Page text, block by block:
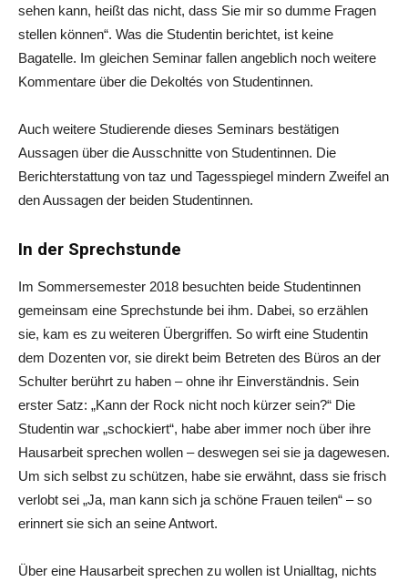
sehen kann, heißt das nicht, dass Sie mir so dumme Fragen
stellen können“. Was die Studentin berichtet, ist keine
Bagatelle. Im gleichen Seminar fallen angeblich noch weitere
Kommentare über die Dekoltés von Studentinnen.
Auch weitere Studierende dieses Seminars bestätigen
Aussagen über die Ausschnitte von Studentinnen. Die
Berichterstattung von taz und Tagesspiegel mindern Zweifel an
den Aussagen der beiden Studentinnen.
In der Sprechstunde
Im Sommersemester 2018 besuchten beide Studentinnen
gemeinsam eine Sprechstunde bei ihm. Dabei, so erzählen
sie, kam es zu weiteren Übergriffen. So wirft eine Studentin
dem Dozenten vor, sie direkt beim Betreten des Büros an der
Schulter berührt zu haben – ohne ihr Einverständnis. Sein
erster Satz: „Kann der Rock nicht noch kürzer sein?“ Die
Studentin war „schockiert“, habe aber immer noch über ihre
Hausarbeit sprechen wollen – deswegen sei sie ja dagewesen.
Um sich selbst zu schützen, habe sie erwähnt, dass sie frisch
verlobt sei „Ja, man kann sich ja schöne Frauen teilen“ – so
erinnert sie sich an seine Antwort.
Über eine Hausarbeit sprechen zu wollen ist Unialltag, nichts